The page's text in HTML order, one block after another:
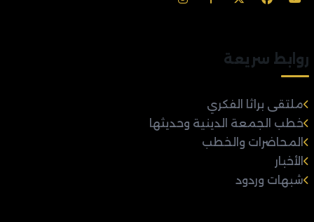
روابط سريعة
ملتقى براثا الفكري
خطب الجمعة الدينية وحديثها
المحاضرات والخطب
الأخبار
شبهات وردود